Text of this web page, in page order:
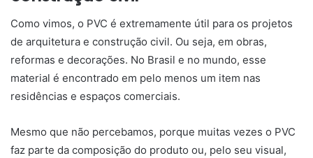
Como vimos, o PVC é extremamente útil para os projetos
de arquitetura e construção civil. Ou seja, em obras,
reformas e decorações. No Brasil e no mundo, esse
material é encontrado em pelo menos um item nas
residências e espaços comerciais.
Mesmo que não percebamos, porque muitas vezes o PVC
faz parte da composição do produto ou, pelo seu visual,